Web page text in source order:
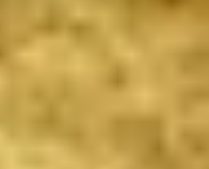
Champagne Vranken-Pommery
Villa Demoiselle
Champagne Taittinger
Champagne Veuve Clicquot